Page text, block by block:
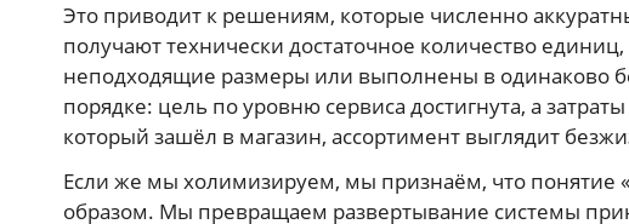
Это приводит к решениям, которые численно
получают технически достаточное количество
неподходящие размеры или выполнены в одинаково
порядке: цель по уровню сервиса достигнута, а
который зашёл в магазин, ассортимент выглядит
Если же мы холимизируем, мы признаём, что
образом. Мы превращаем развертывание системы